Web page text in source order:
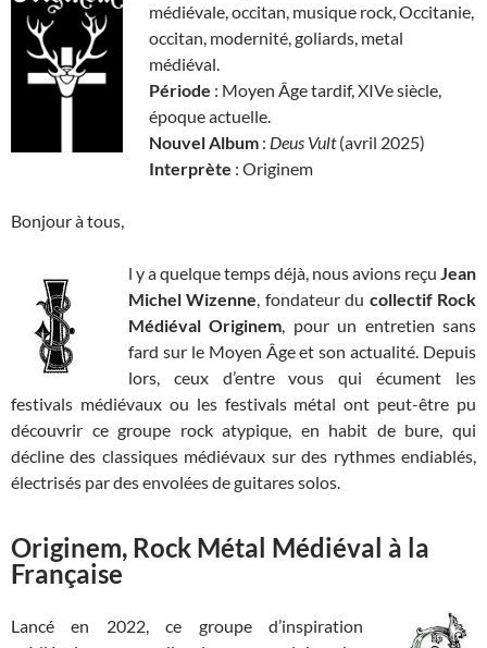
médiévale, occitan, musique rock, Occitanie,
occitan, modernité, goliards, metal
médiéval.
Période : Moyen Âge tardif, XIVe siècle,
époque actuelle.
Nouvel Album : Deus Vult(avril 2025)
Interprète : Originem
Bonjour à tous,
l y a quelque temps déjà, nous avions reçu Jean
Michel Wizenne, fondateur du collectif Rock
Médiéval Originem, pour un entretien sans
fard sur le Moyen Âge et son actualité. Depuis
lors, ceux d’entre vous qui écument les
festivals médiévaux ou les festivals métal ont peut-être pu
découvrir ce groupe rock atypique, en habit de bure, qui
décline des classiques médiévaux sur des rythmes endiablés,
électrisés par des envolées de guitares solos.
Originem, Rock Métal Médiéval à la
Française
Lancé en 2022, ce groupe d’inspiration